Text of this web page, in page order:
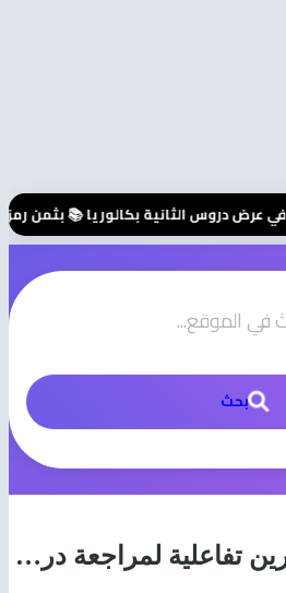
رمزي 💰 500 درهم فقط للموسم الكامل ⭐ تواصل معنا عبر واتساب هنا 📲06.00.58.39.68📲 وسنتواصل معك 🤝 مرحبا بك في مجموعتنا الخاصة 👥
بحث
الثانية بكالوريا: تمارين تفاعلية لمراجعة دروس الوحدة الأولى ـ الإنجليزية مع السيمو